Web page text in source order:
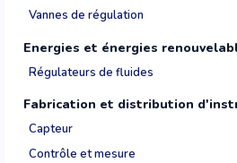
Vannes de régulation
Energies et énergies
Régulateurs de fluides
Fabrication et distribution
Capteur
Contrôle et mesure